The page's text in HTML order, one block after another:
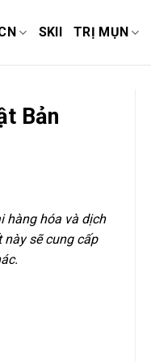
SKII TRỊ MỤN
Bản
hàng hóa và dịch
này sẽ cung cấp